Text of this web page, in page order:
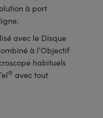
à port
avec le Disque
à l’Objectif
habituels
® avec tout